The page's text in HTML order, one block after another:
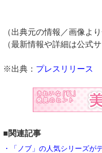
（出典元の情報／画像より
（最新情報や詳細は公式
※出典： プレスリリース
■関連記事
・「ノブ」の人気シリーズが